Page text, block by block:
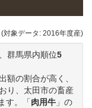
(対象データ: 2016年度産)
群馬県内順位5
額の割合が高く、
り、太田市の畜産
す。「肉用牛 」の